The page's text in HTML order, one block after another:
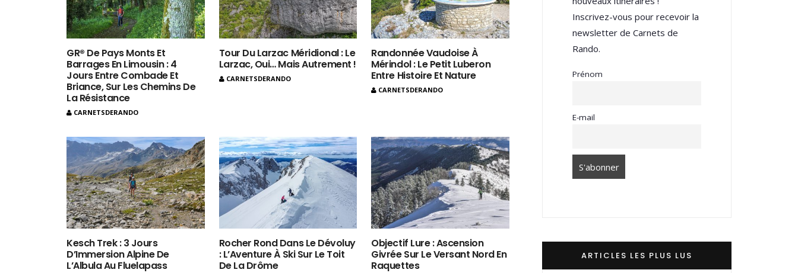
GR® De Pays Monts Et
Barrages En Limousin : 4
Jours Entre Combade Et
Briance, Sur Les Chemins De
La Résistance
CARNETSDERANDO
Tour Du Larzac Méridional : Le
Larzac, Oui… Mais Autrement !
CARNETSDERANDO
Randonnée Vaudoise À
Mérindol : Le Petit Luberon
Entre Histoire Et Nature
CARNETSDERANDO
Kesch Trek : 3 Jours
D’Immersion Alpine De
L’Albula Au Fluelapass
Rocher Rond Dans Le Dévoluy
: L’Aventure À Ski Sur Le Toit
De La Drôme
Objectif Lure : Ascension
Givrée Sur Le Versant Nord En
Raquettes
Inscrivez-vous pour recevoir la
newsletter de Carnets de
Rando.
Prénom
E-mail
ARTICLES LES PLUS LUS